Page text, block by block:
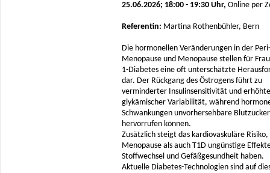
25.06.2026; 18:00 - 19:30 Uhr, Online per
Referentin: Martina Rothenbühler, Bern
Die hormonellen Veränderungen in der Peri-
Menopause und Menopause stellen für
1-Diabetes eine oft unterschätzte
dar. Der Rückgang des Östrogens führt zu
verminderter Insulinsensitivität und
glykämischer Variabilität, während
Schwankungen unvorhersehbare
hervorrufen können.
Zusätzlich steigt das kardiovaskuläre
Menopause als auch T1D ungünstige
Stoffwechsel und Gefäßgesundheit haben.
Aktuelle Diabetes-Technologien sind auf